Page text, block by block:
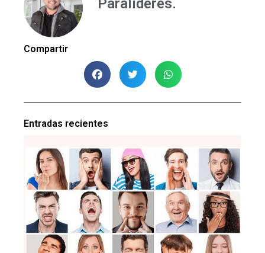
Paralideres.
Compartir
Entradas recientes